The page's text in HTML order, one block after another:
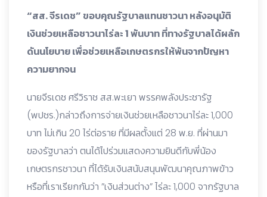
“สส. จีรเดช” ขอบคุณรัฐบาลแทนชาวนา หลังอนุมัติ
เงินช่วยเหลือชาวนาไร่ละ 1 พันบาท ที่ทางรัฐบาลได้ผลัก
ดันนโยบาย เพื่อช่วยเหลือเกษตรกรให้พ้นจากปัญหา
ความยากจน
นายจีรเดช ศรีวิราช สส.พะเยา พรรคพลังประชารัฐ
(พปชร.)กล่าวถึงการจ่ายเงินช่วยเหลือชาวนาไร่ละ 1,000
บาท ไม่เกิน 20 ไร่ต่อราย ที่มีผลตั้งแต่ 28 พ.ย. ที่ผ่านมา
ของรัฐบาลว่า ตนได้ไปร่วมแสดงความยินดีกับพี่น้อง
เกษตรกรชาวนา ที่ได้รับเงินสนับสนุนพัฒนาคุณภาพข้าว
หรือที่เราเรียกกันว่า ”เงินส่วนต่าง” ไร่ละ 1,000 จากรัฐบาล